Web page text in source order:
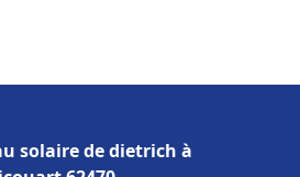
solaire de dietrich à